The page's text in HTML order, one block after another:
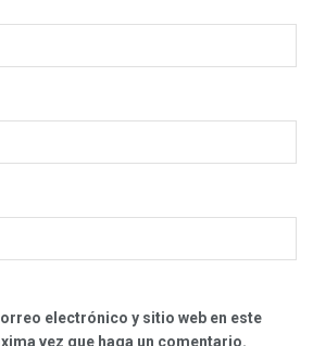
electrónico y sitio web en este
vez que haga un comentario.